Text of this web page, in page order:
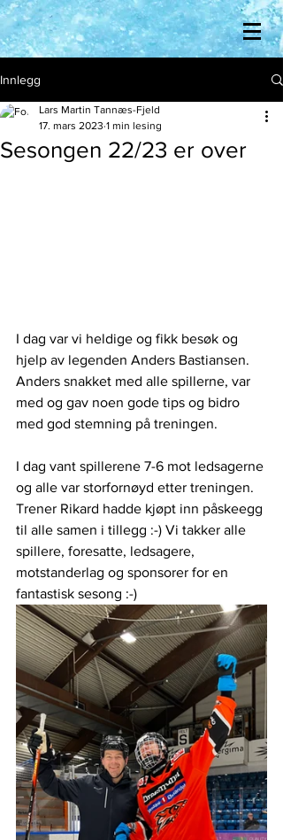
Innlegg
Sesongen 22/23 er over
Lars Martin Tannæs-Fjeld
17. mars 2023 1 min lesing
I dag var vi heldige og fikk besøk og
hjelp av legenden Anders Bastiansen.
Anders snakket med alle spillerne, var
med og gav noen gode tips og bidro
med god stemning på treningen.
I dag vant spillerene 7-6 mot ledsagerne
og alle var storfornøyd etter treningen.
Trener Rikard hadde kjøpt inn påskeegg
til alle samen i tillegg :-) Vi takker alle
spillere, foresatte, ledsagere,
motstanderlag og sponsorer for en
fantastisk sesong :-)